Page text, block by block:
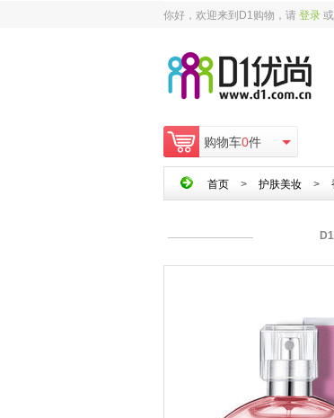
你好，欢迎来到D1购物，请 登录 或
购物车0件
首页 > 护肤美妆 >